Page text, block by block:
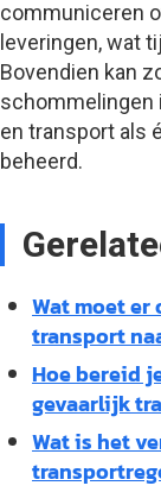
communiceren
leveringen, wat
Bovendien kan
schommelingen
en transport als
beheerd.
Wat moet
transport
Hoe bereid
gevaarlijk
Wat is het